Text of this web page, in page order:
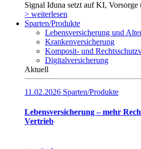
Signal Iduna setzt auf KI, Vorsorge
> weiterlesen
Sparten/Produkte
Lebensversicherung und
Krankenversicherung
Komposit- und
Digitalversicherung
Aktuell
11.02.2026 Sparten/Produkte
Lebensversicherung – mehr
Vertrieb